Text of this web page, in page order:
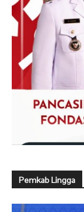
Pemkab Lingga